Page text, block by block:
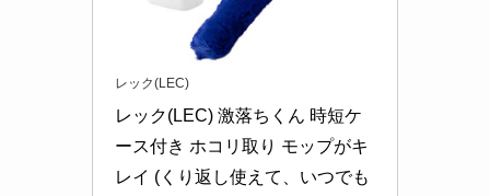
レック(LEC)
レック(LEC) 激落ちくん 時短ケ
ース付き ホコリ取り モップがキ
レイ (くり返し使えて、いつでも